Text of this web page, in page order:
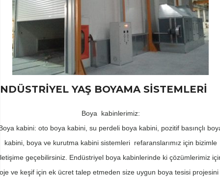
YAŞ BOYAMA SİSTEMLERİ
Boya kabinlerimiz:
kabini: oto boya kabini, su perdeli boya kabini, pozitif basınçlı
kabini, boya ve kurutma kabini sistemleri refaranslarımız için bizimle
geçebilirsiniz. Endüstriyel boya kabinlerinde ki çözümlerimiz
ve keşif için ek ücret talep etmeden size uygun boya tesisi projesini